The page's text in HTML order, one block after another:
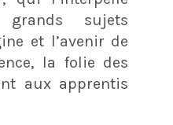
sujets
et l’avenir de
la folie des
aux apprentis